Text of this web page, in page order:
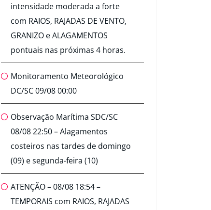
intensidade moderada a forte
com RAIOS, RAJADAS DE VENTO,
GRANIZO e ALAGAMENTOS
pontuais nas próximas 4 horas.
Monitoramento Meteorológico
DC/SC 09/08 00:00
Observação Marítima SDC/SC
08/08 22:50 – Alagamentos
costeiros nas tardes de domingo
(09) e segunda-feira (10)
ATENÇÃO – 08/08 18:54 –
TEMPORAIS com RAIOS, RAJADAS